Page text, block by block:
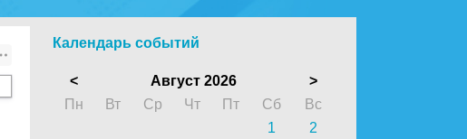
Календарь событий
< Август 2026
>
Пн
Вт Ср Чт Пт Сб
Вс
1
2